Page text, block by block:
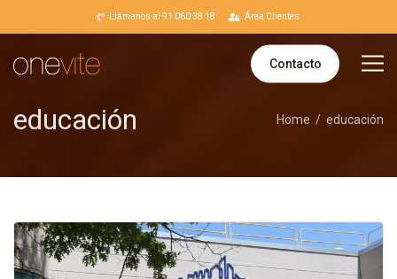
Llámanos al 91 060 38 18 Área Clientes
Contacto
educación Home educación